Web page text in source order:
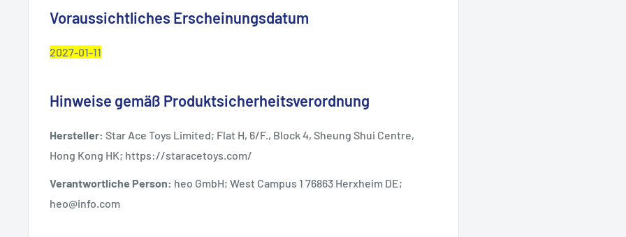
Voraussichtliches Erscheinungsdatum
2027-01-11
Hinweise gemäß Produktsicherheitsverordnung
Hersteller: Star Ace Toys Limited; Flat H, 6/F., Block 4, Sheung Shui Centre,
Hong Kong HK; https://staracetoys.com/
Verantwortliche Person: heo GmbH; West Campus 1 76863 Herxheim DE;
heo@info.com